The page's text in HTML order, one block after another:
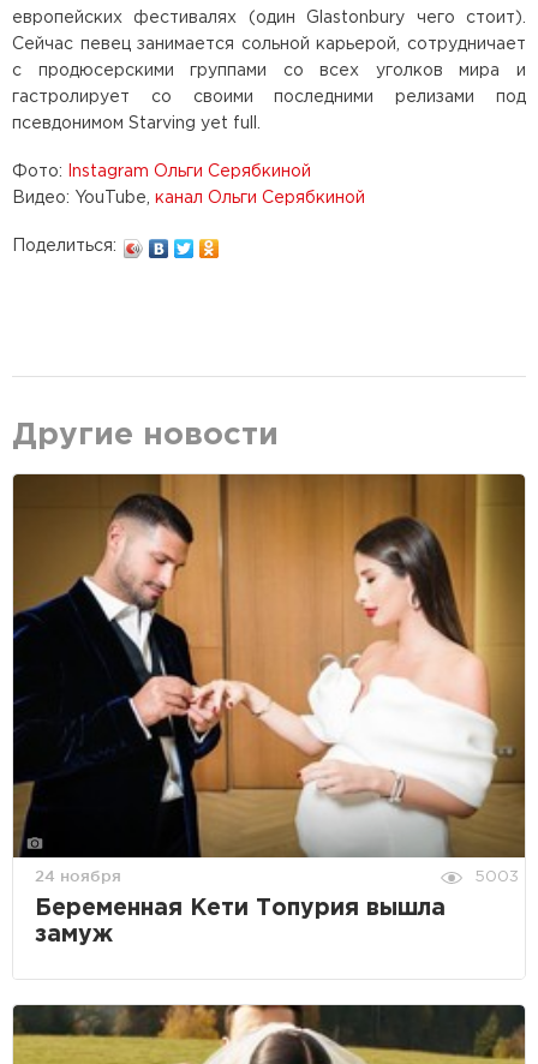
европейских фестивалях (один Glastonbury чего стоит).
Сейчас певец занимается сольной карьерой, сотрудничает
с продюсерскими группами со всех уголков мира и
гастролирует со своими последними релизами под
псевдонимом Starving yet full.
Фото:
Instagram Ольги Серябкиной
Видео: YouTube, канал Ольги Серябкиной
Поделиться:
Другие новости
24 ноября 5003
Беременная Кети Топурия вышла
замуж